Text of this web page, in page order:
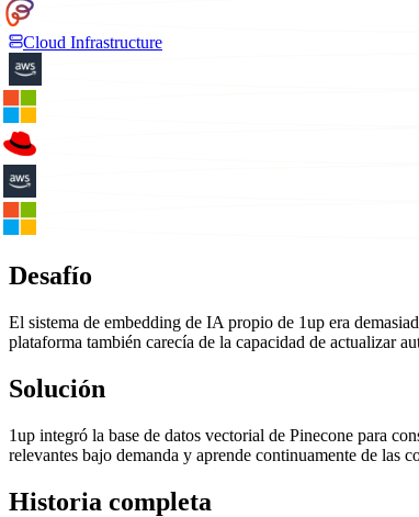
Cloud Infrastructure
Desafío
El sistema de embedding de IA propio de 1up era
plataforma también carecía de la capacidad de actualizar
Solución
1up integró la base de datos vectorial de Pinecone para
relevantes bajo demanda y aprende continuamente de las
Historia completa